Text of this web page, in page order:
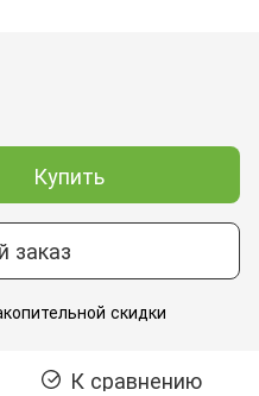
Купить
заказ
скидки
К сравнению